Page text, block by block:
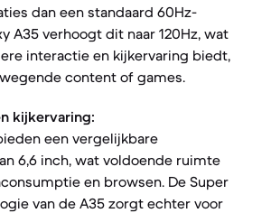
dan een standaard 60Hz-
A35 verhoogt dit naar 120Hz, wat
interactie en kijkervaring biedt,
content of games.
kijkervaring:
een vergelijkbare
6,6 inch, wat voldoende ruimte
en browsen. De Super
van de A35 zorgt echter voor